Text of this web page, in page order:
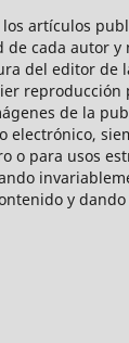
artículos
de cada autor y
del editor de
reproducción
de la
electrónico,
o para usos
y